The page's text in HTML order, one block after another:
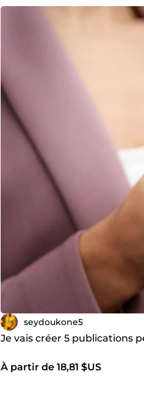
seydoukone5
Je vais créer 5 publications
À partir de 18,81 $US